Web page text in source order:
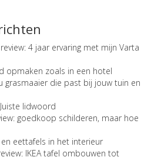
4 jaar ervaring met mijn Varta
opmaken zoals in een hotel
grasmaaier die past bij jouw tuin en
lidwoord
goedkoop schilderen, maar hoe
eettafels in het interieur
IKEA tafel ombouwen tot